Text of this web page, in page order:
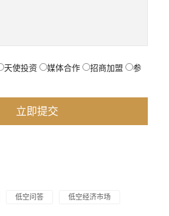
天使投资 媒体合作 招商加盟
参
低空问答
低空经济市场